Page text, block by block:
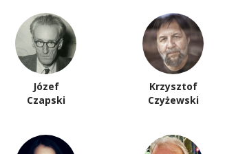
Józef
Czapski
Krzysztof
Czyżewski